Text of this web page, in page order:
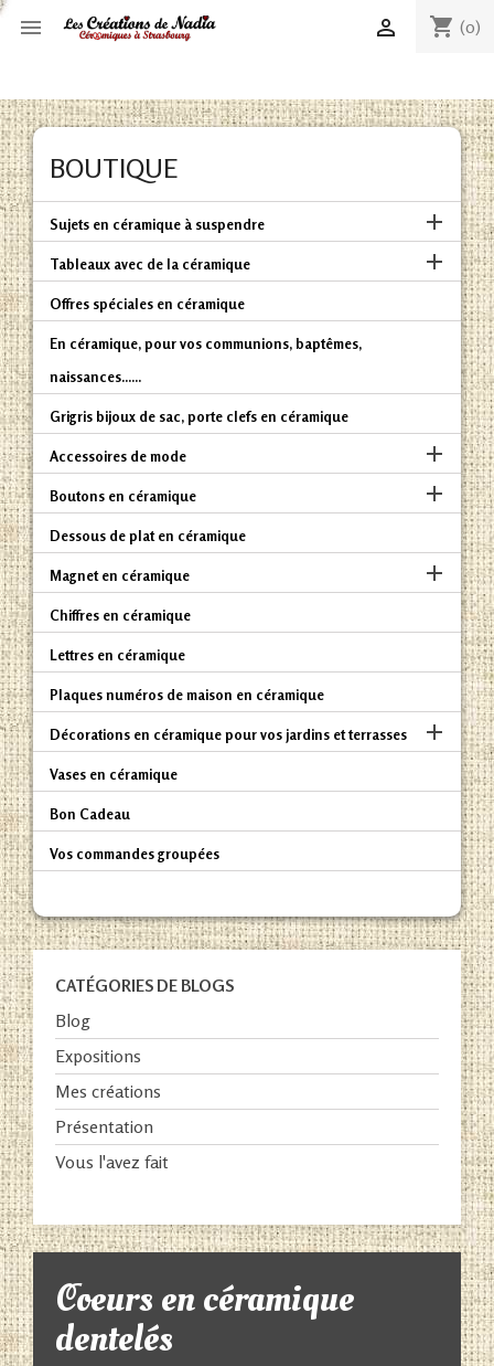
 shopping_cart (0)

BOUTIQUE
Sujets en céramique à suspendre 
Tableaux avec de la céramique 
Offres spéciales en céramique
En céramique, pour vos communions, baptêmes,
naissances......
Grigris bijoux de sac, porte clefs en céramique
Accessoires de mode 
Boutons en céramique 
Dessous de plat en céramique
Magnet en céramique 
Chiffres en céramique
Lettres en céramique
Plaques numéros de maison en céramique
Décorations en céramique pour vos jardins et terrasses 
Vases en céramique
Bon Cadeau
Vos commandes groupées
CATÉGORIES DE BLOGS
Blog
Expositions
Mes créations
Présentation
Vous l'avez fait
Coeurs en céramique
dentelés